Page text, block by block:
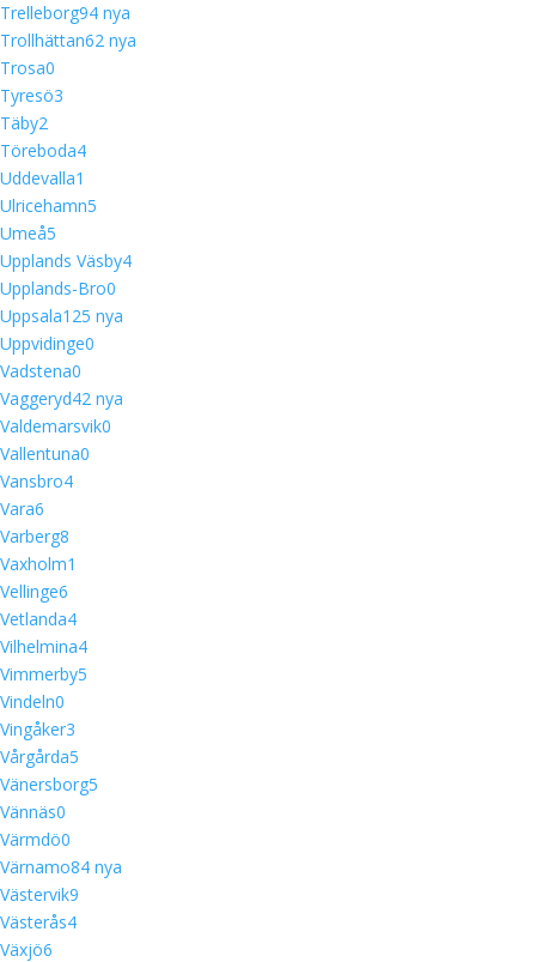
Trelleborg94 nya
Trollhättan62 nya
Trosa0
Tyresö3
Täby2
Töreboda4
Uddevalla1
Ulricehamn5
Umeå5
Upplands Väsby4
Upplands-Bro0
Uppsala125 nya
Uppvidinge0
Vadstena0
Vaggeryd42 nya
Valdemarsvik0
Vallentuna0
Vansbro4
Vara6
Varberg8
Vaxholm1
Vellinge6
Vetlanda4
Vilhelmina4
Vimmerby5
Vindeln0
Vingåker3
Vårgårda5
Vänersborg5
Vännäs0
Värmdö0
Värnamo84 nya
Västervik9
Västerås4
Växjö6